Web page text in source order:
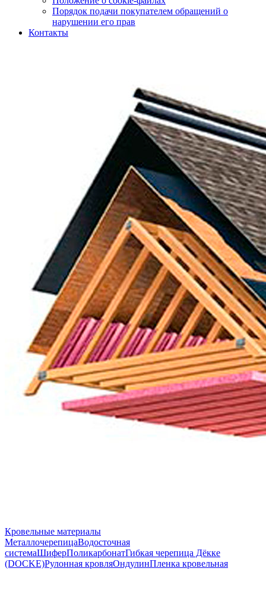
Порядок подачи покупателем обращений о
нарушении его прав
Контакты
Кровельные материалы
МеталлочерепицаВодосточная
системаШиферПоликарбонатГибкая черепица Дёкке
(DOCKE)Рулонная кровляОндулинПленка кровельная